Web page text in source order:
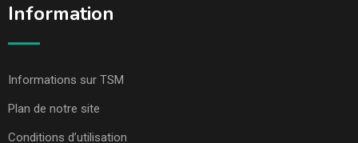
Information
Informations sur TSM
Plan de notre site
Conditions d’utilisation